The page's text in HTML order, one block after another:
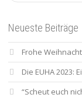
Neueste Beiträge
Frohe
Die EUHA 2023:
“Scheut euch